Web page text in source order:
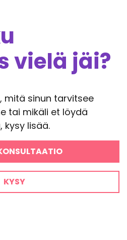
vielä jäi?
mitä sinun tarvitsee
tai mikäli et löydä
lisää.
KYSY